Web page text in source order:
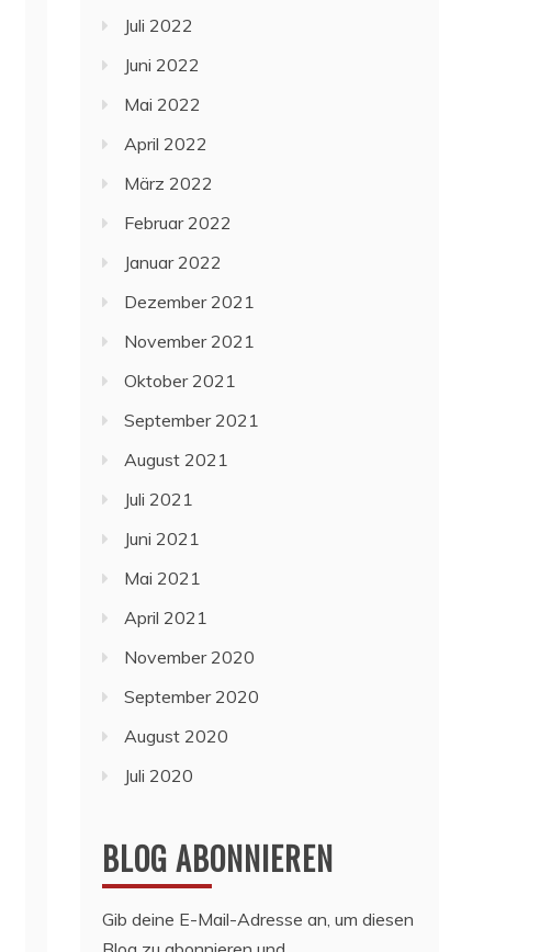
Juli 2022
Juni 2022
Mai 2022
April 2022
März 2022
Februar 2022
Januar 2022
Dezember 2021
November 2021
Oktober 2021
September 2021
August 2021
Juli 2021
Juni 2021
Mai 2021
April 2021
November 2020
September 2020
August 2020
Juli 2020
BLOG ABONNIEREN
Gib deine E-Mail-Adresse an, um diesen